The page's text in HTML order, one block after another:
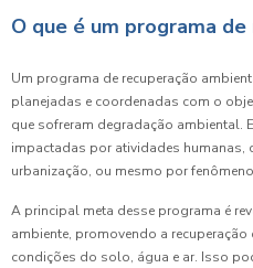
O que é um programa
Um programa de recuperação
planejadas e coordenadas com o
que sofreram degradação ambiental.
impactadas por atividades humanas,
urbanização, ou mesmo por
A principal meta desse programa é
ambiente, promovendo a
condições do solo, água e ar. Isso